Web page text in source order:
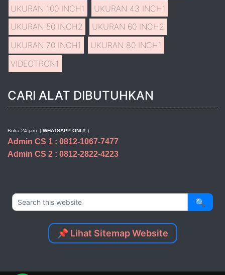
UKURAN 100 INCH1 UKURAN 43 INCH1
UKURAN 50 INCH2 UKURAN 60 INCH2
UKURAN 70 INCH1 UKURAN 80 INCH1
VIDEOTRON1
CARI ALAT DIBUTUHKAN
Buka 24 jam ( WHATSAPP ONLY )
Admin CS 1 : 0812-1067-7477
Admin CS 2 : 0812-2822-4223
🔍
📌 Lihat Sitemap Website